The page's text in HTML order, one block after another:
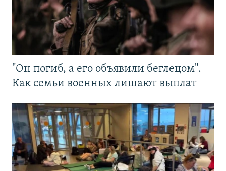
"Он погиб, а его объявили беглецом".
Как семьи военных лишают выплат